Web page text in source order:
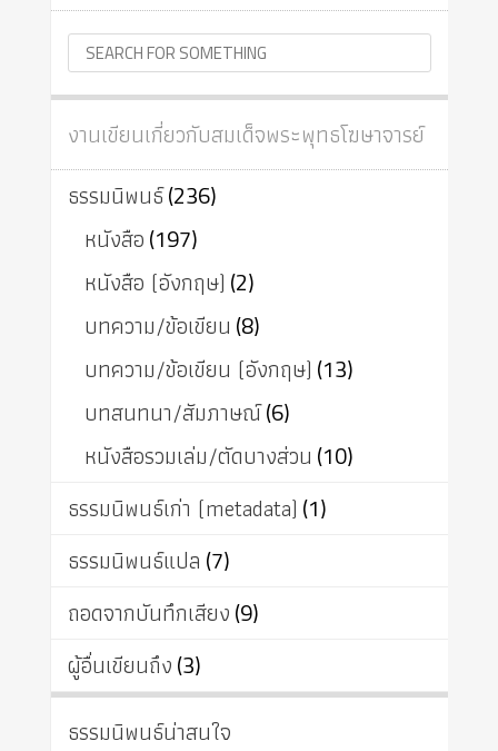
งานเขียนเกี่ยวกับสมเด็จพระพุทธโฆษาจารย์
ธรรมนิพนธ์(236)
หนังสือ(197)
หนังสือ (อังกฤษ) (2)
บทความ/ข้อเขียน (8)
บทความ/ข้อเขียน (อังกฤษ) (13)
บทสนทนา/สัมภาษณ์(6)
หนังสือรวมเล่ม/ตัดบางส่วน (10)
ธรรมนิพนธ์เก่า (metadata) (1)
ธรรมนิพนธ์แปล (7)
ถอดจากบันทึกเสียง(9)
ผู้อื่นเขียนถึง(3)
ธรรมนิพนธ์น่าสนใจ